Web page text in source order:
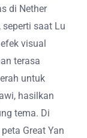
di Nether
seperti saat Lu
visual
terasa
untuk
hasilkan
tema. Di
Great Yan